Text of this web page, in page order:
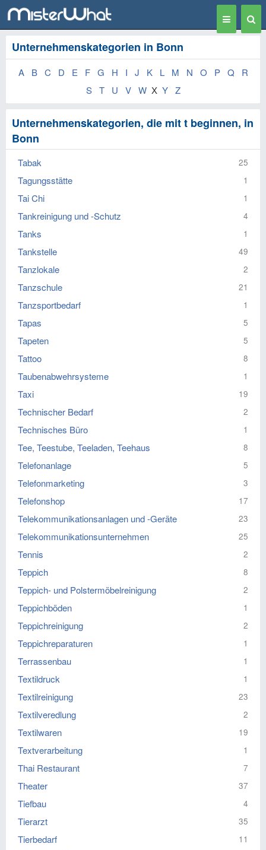
Toggle
navigation
Unternehmenskategorien in Bonn
A B C D E F G H I J K L M N O P Q
R
S T U V W X Y Z
Unternehmenskategorien, die mit t beginnen, in
Bonn
Tabak 25
Tagungsstätte 1
Tai Chi 1
Tankreinigung und -Schutz 4
Tanks 1
Tankstelle 49
Tanzlokale 2
Tanzschule 21
Tanzsportbedarf 1
Tapas 5
Tapeten 5
Tattoo 8
Taubenabwehrsysteme 1
Taxi 19
Technischer Bedarf 2
Technisches Büro 1
Tee, Teestube, Teeladen, Teehaus 8
Telefonanlage 5
Telefonmarketing 3
Telefonshop 17
Telekommunikationsanlagen und -Geräte 23
Telekommunikationsunternehmen 25
Tennis 2
Teppich 8
Teppich- und Polstermöbelreinigung 2
Teppichböden 1
Teppichreinigung 2
Teppichreparaturen 1
Terrassenbau 1
Textildruck 1
Textilreinigung 23
Textilveredlung 2
Textilwaren 19
Textverarbeitung 1
Thai Restaurant 7
Theater 37
Tiefbau 4
Tierarzt 35
Tierbedarf 11